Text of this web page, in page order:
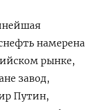
намерена
рынке,
завод,
Путин,